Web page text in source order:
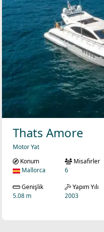
Thats Amore
Motor Yat
Konum
Mallorca
Misafirler
6
Genişlik
5.08 m
Yapım Yılı
2003